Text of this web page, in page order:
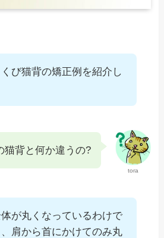
び猫背の矯正例を紹介し
tora
猫背と何か違うの?
が丸くなっているわけで
肩から首にかけてのみ丸